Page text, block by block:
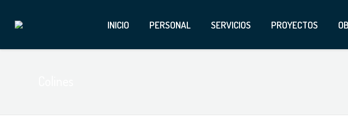
INICIO PERSONAL SERVICIOS PROYECTOS